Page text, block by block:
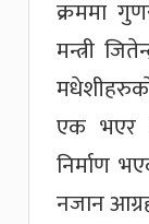
क्रममा
मन्त्री
एक भएर
निर्माण
नजान